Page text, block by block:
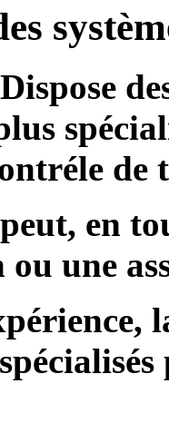
Dispose
de
peut, en
une